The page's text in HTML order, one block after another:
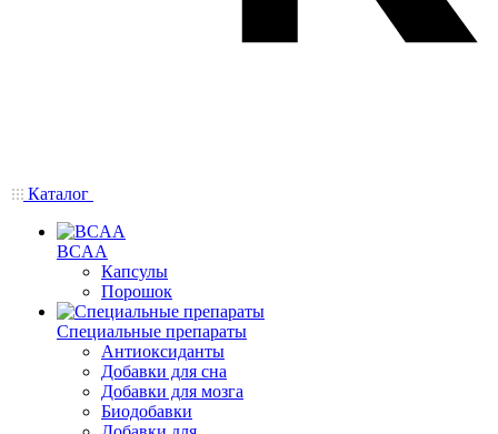
Каталог
BCAA
Капсулы
Порошок
Cпециальные препараты
Антиоксиданты
Добавки для сна
Добавки для мозга
Биодобавки